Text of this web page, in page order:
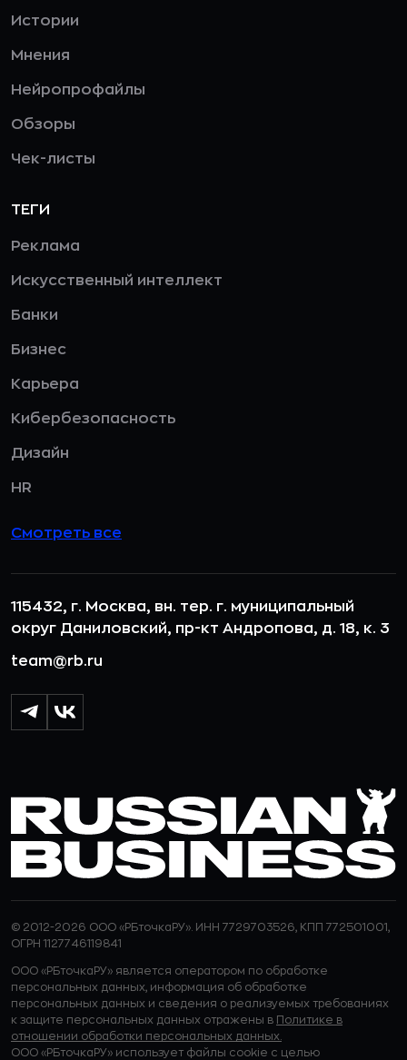
Истории
Мнения
Нейропрофайлы
Обзоры
Чек-листы
ТЕГИ
Реклама
Искусственный интеллект
Банки
Бизнес
Карьера
Кибербезопасность
Дизайн
HR
Смотреть все
115432, г. Москва, вн. тер. г. муниципальный
округ Даниловский, пр-кт Андропова, д. 18, к. 3
team@rb.ru
© 2012-2026 ООО «РБточкаРУ». ИНН 7729703526, КПП 772501001,
ОГРН 1127746119841
ООО «РБточкаРУ» является оператором по обработке
персональных данных, информация об обработке
персональных данных и сведения о реализуемых требованиях
к защите персональных данных отражены в Политике в
отношении обработки персональных данных.
ООО «РБточкаРУ» использует файлы cookie с целью